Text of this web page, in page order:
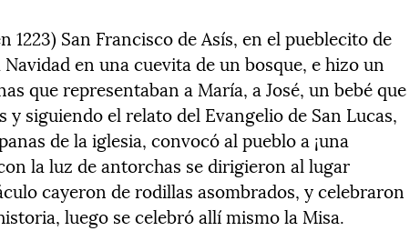
1223) San Francisco de Asís, en el pueblecito de
en una cuevita de un bosque, e hizo un
que representaban a María, a José, un bebé que
y siguiendo el relato del Evangelio de San Lucas,
de la iglesia, convocó al pueblo a ¡una
la luz de antorchas se dirigieron al lugar
cayeron de rodillas asombrados, y celebraron
luego se celebró allí mismo la Misa.